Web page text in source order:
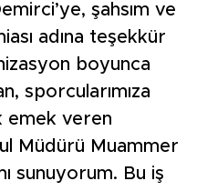
şahsım ve
adına teşekkür
boyunca
sporcularımıza
emek veren
Müdürü Muammer
sunuyorum. Bu iş